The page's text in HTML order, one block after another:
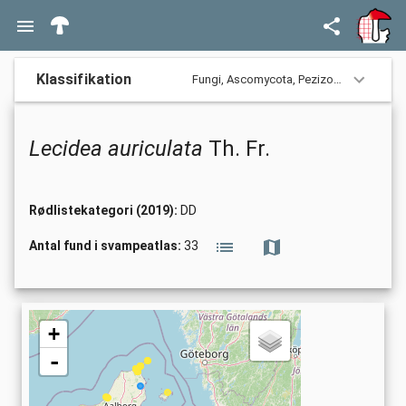
Klassifikation Fungi, Ascomycota, Pezizomycotina,
Lecidea auriculata Th. Fr.
Rødlistekategori (2019): DD
Antal fund i svampeatlas: 33
+
-